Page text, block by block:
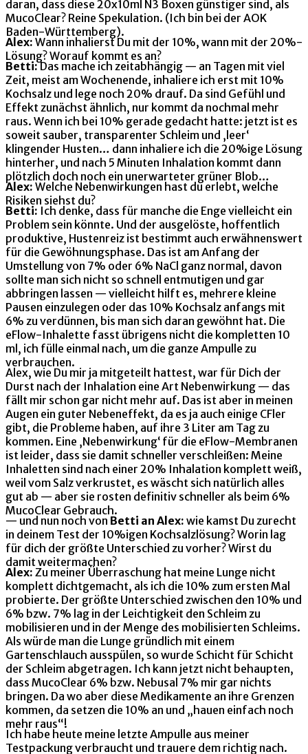
daran, dass diese 20x10ml N3 Boxen günstiger sind, als
MucoClear? Reine Spekulation. (Ich bin bei der AOK
Baden-Württemberg).
Alex: Wann inhalierst Du mit der 10%, wann mit der 20%-
Lösung? Worauf kommt es an?
Betti:Das mache ich zeitabhängig — an Tagen mit viel
Zeit, meist am Wochenende, inhaliere ich erst mit 10%
Kochsalz und lege noch 20% drauf. Da sind Gefühl und
Effekt zunächst ähnlich, nur kommt da nochmal mehr
raus. Wenn ich bei 10% gerade gedacht hatte: jetzt ist es
soweit sauber, transparenter Schleim und ‚leer‘
klingender Husten… dann inhaliere ich die 20%ige Lösung
hinterher, und nach 5 Minuten Inhalation kommt dann
plötzlich doch noch ein unerwarteter grüner Blob…
Alex: Welche Nebenwirkungen hast du erlebt, welche
Risiken siehst du?
Betti: Ich denke, dass für manche die Enge vielleicht ein
Problem sein könnte. Und der ausgelöste, hoffentlich
produktive, Hustenreiz ist bestimmt auch erwähnenswert
für die Gewöhnungsphase. Das ist am Anfang der
Umstellung von 7% oder 6% NaCl ganz normal, davon
sollte man sich nicht so schnell entmutigen und gar
abbringen lassen — vielleicht hilft es, mehrere kleine
Pausen einzulegen oder das 10% Kochsalz anfangs mit
6% zu verdünnen, bis man sich daran gewöhnt hat. Die
eFlow-Inhalette fasst übrigens nicht die kompletten 10
ml, ich fülle einmal nach, um die ganze Ampulle zu
verbrauchen.
Alex, wie Du mir ja mitgeteilt hattest, war für Dich der
Durst nach der Inhalation eine Art Nebenwirkung — das
fällt mir schon gar nicht mehr auf. Das ist aber in meinen
Augen ein guter Nebeneffekt, da es ja auch einige CFler
gibt, die Probleme haben, auf ihre 3 Liter am Tag zu
kommen. Eine ‚Nebenwirkung‘ für die eFlow-Membranen
ist leider, dass sie damit schneller verschleißen: Meine
Inhaletten sind nach einer 20% Inhalation komplett weiß,
weil vom Salz verkrustet, es wäscht sich natürlich alles
gut ab — aber sie rosten definitiv schneller als beim 6%
MucoClear Gebrauch.
— und nun noch von Betti an Alex: wie kamst Du zurecht
in deinem Test der 10%igen Kochsalzlösung? Worin lag
für dich der größte Unterschied zu vorher? Wirst du
damit weitermachen?
Alex: Zu meiner Überraschung hat meine Lunge nicht
komplett dichtgemacht, als ich die 10% zum ersten Mal
probierte. Der größte Unterschied zwischen den 10% und
6% bzw. 7% lag in der Leichtigkeit den Schleim zu
mobilisieren und in der Menge des mobilisierten Schleims.
Als würde man die Lunge gründlich mit einem
Gartenschlauch ausspülen, so wurde Schicht für Schicht
der Schleim abgetragen. Ich kann jetzt nicht behaupten,
dass MucoClear 6% bzw. Nebusal 7% mir gar nichts
bringen. Da wo aber diese Medikamente an ihre Grenzen
kommen, da setzen die 10% an und „hauen einfach noch
mehr raus“!
Ich habe heute meine letzte Ampulle aus meiner
Testpackung verbraucht und trauere dem richtig nach.